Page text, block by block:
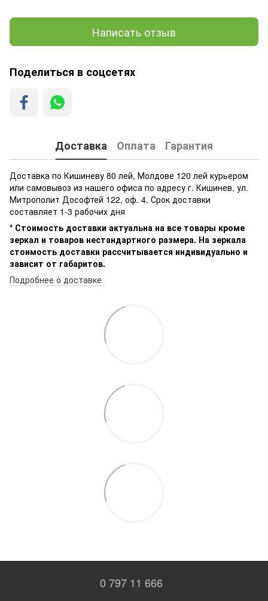
Написать отзыв
Поделиться в соцсетях
Доставка Оплата Гарантия
Доставка по Кишиневу 80 лей, Молдове 120 лей курьером
или самовывоз из нашего офиса по адресу г. Кишинев, ул.
Митрополит Дософтей 122, оф. 4. Срок доставки
составляет 1-3 рабочих дня
* Стоимость доставки актуальна на все товары кроме
зеркал и товаров нестандартного размера. На зеркала
стоимость доставки рассчитывается индивидуально и
зависит от габаритов.
Подробнее о доставке
0 797 11 666